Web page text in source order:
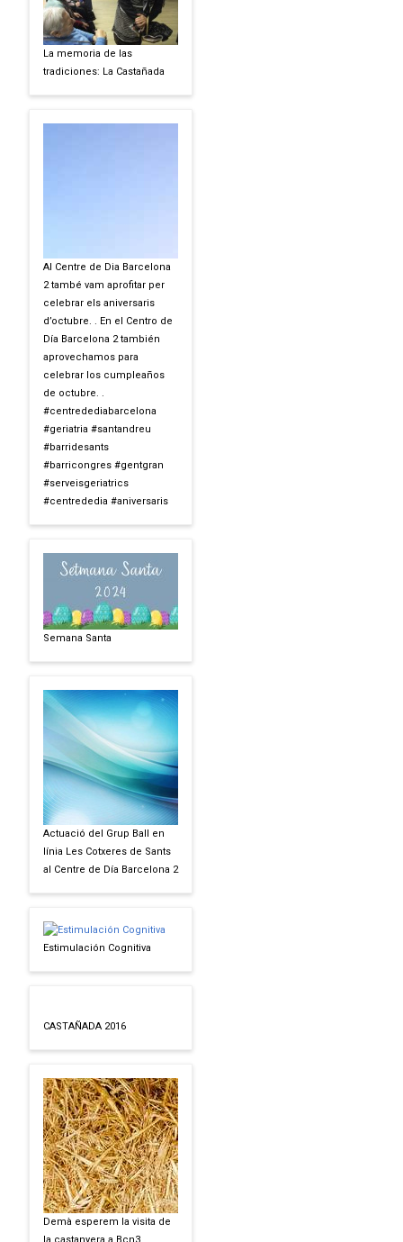
La memoria de las
tradiciones: La Castañada
Al Centre de Dia Barcelona
2 també vam aprofitar per
celebrar els aniversaris
d’octubre. . En el Centro de
Día Barcelona 2 también
aprovechamos para
celebrar los cumpleaños
de octubre. .
#centredediabarcelona
#geriatria #santandreu
#barridesants
#barricongres #gentgran
#serveisgeriatrics
#centrededia #aniversaris
Semana Santa
Actuació del Grup Ball en
línia Les Cotxeres de Sants
al Centre de Día Barcelona 2
Estimulación Cognitiva
CASTAÑADA 2016
Demà esperem la visita de